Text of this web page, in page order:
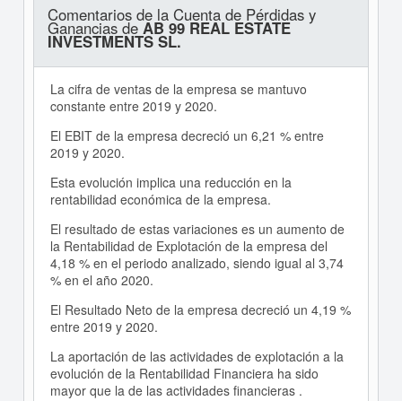
Comentarios de la Cuenta de Pérdidas y
Ganancias deAB 99 REAL ESTATE
INVESTMENTS SL.
La cifra de ventas de la empresa se mantuvo
constante entre 2019 y 2020.
El EBIT de la empresa decreció un 6,21 % entre
2019 y 2020.
Esta evolución implica una reducción en la
rentabilidad económica de la empresa.
El resultado de estas variaciones es un aumento de
la Rentabilidad de Explotación de la empresa del
4,18 % en el periodo analizado, siendo igual al 3,74
% en el año 2020.
El Resultado Neto de la empresa decreció un 4,19 %
entre 2019 y 2020.
La aportación de las actividades de explotación a la
evolución de la Rentabilidad Financiera ha sido
mayor que la de las actividades financieras .